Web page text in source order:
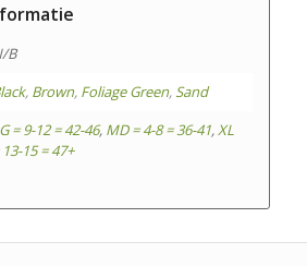
B
, Brown, Foliage Green,Sand
= 9-12 = 42-46, MD = 4-8 = 36-41,XL
13-15 = 47+